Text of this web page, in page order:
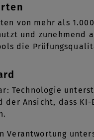
von mehr als
und
die
Technologie
der Ansicht, dass
Verantwortung